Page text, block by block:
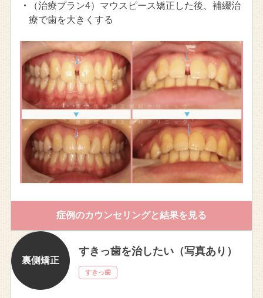
・
（治療プラン4）マウスピース矯正した後、補綴治
療で歯を大きくする
症例のカウンセリングと結果を見る
裏側矯正
すきっ歯を治したい（写真あり）
すきっ歯